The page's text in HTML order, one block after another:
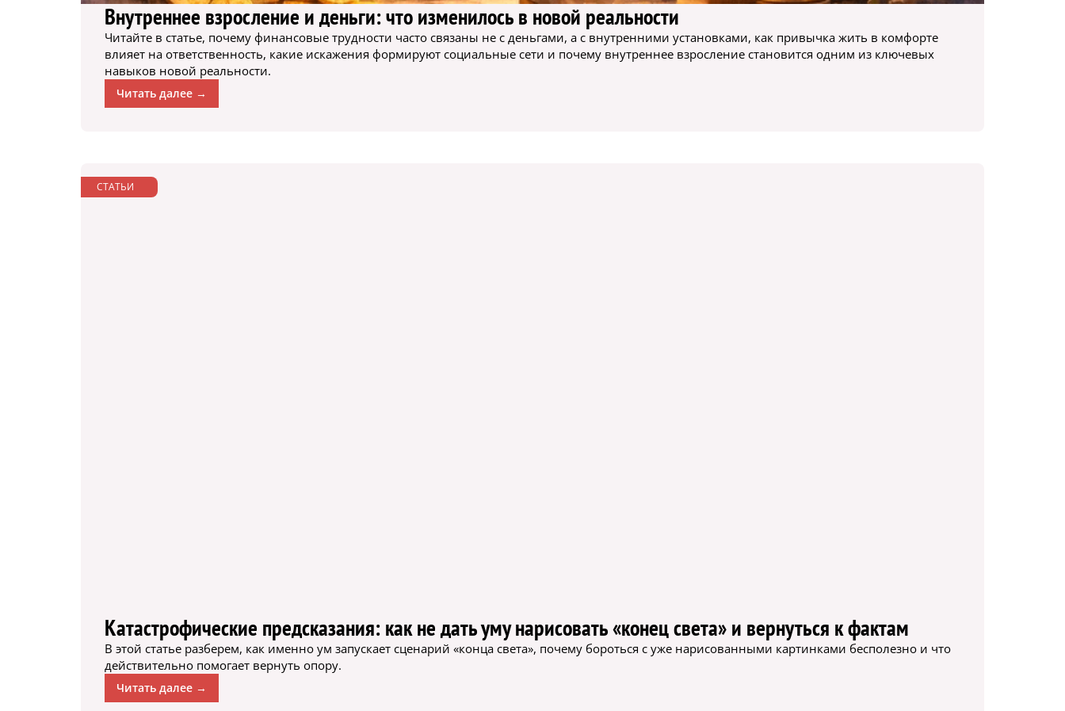
Внутреннее взросление и деньги: что изменилось в новой реальности
Читайте в статье, почему финансовые трудности часто связаны не с деньгами, а с внутренними установками, как привычка жить в комфорте
влияет на ответственность, какие искажения формируют социальные сети и почему внутреннее взросление становится одним из ключевых
навыков новой реальности.
Читать далее →
СТАТЬИ
Катастрофические предсказания: как не дать уму нарисовать «конец света» и вернуться к фактам
В этой статье разберем, как именно ум запускает сценарий «конца света», почему бороться с уже нарисованными картинками бесполезно и что
действительно помогает вернуть опору.
Читать далее →